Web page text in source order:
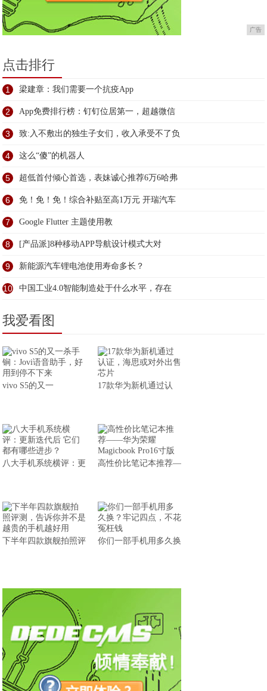
广告
点击排行
1 梁建章：我们需要一个抗疫App
2 App免费排行榜：钉钉位居第一，超越微信
3 致:入不敷出的独生子女们，收入承受不了负
4 这么“傻”的机器人
5 超低首付倾心首选，表妹诚心推荐6万6哈弗
6 免！免！免！综合补贴至高1万元 开瑞汽车
7 Google Flutter 主题使用教
8 [产品派]8种移动APP导航设计模式大对
9 新能源汽车锂电池使用寿命多长？
10 中国工业4.0智能制造处于什么水平，存在
我爱看图
vivo S5的又一 17款华为新机通过认
八大手机系统横评：更 高性价比笔记本推荐—
下半年四款旗舰拍照评 你们一部手机用多久换